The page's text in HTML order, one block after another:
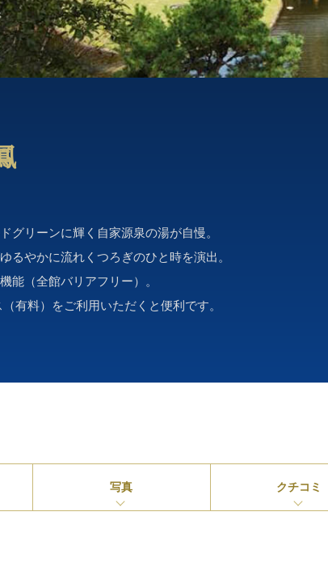
グリーンに輝く自家源泉の湯が自慢。
るやかに流れくつろぎのひと時を演出。
能（全館バリアフリー）。
有料）をご利用いただくと便利です。
写真 クチコミ